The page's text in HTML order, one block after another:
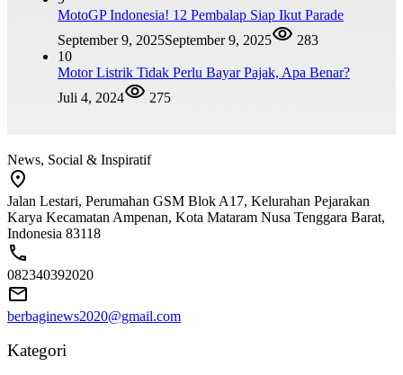
MotoGP Indonesia! 12 Pembalap Siap Ikut Parade
September 9, 2025September 9, 2025
283
10
Motor Listrik Tidak Perlu Bayar Pajak, Apa Benar?
Juli 4, 2024
275
News, Social & Inspiratif
Jalan Lestari, Perumahan GSM Blok A17, Kelurahan Pejarakan
Karya Kecamatan Ampenan, Kota Mataram Nusa Tenggara Barat,
Indonesia 83118
082340392020
berbaginews2020@gmail.com
Kategori